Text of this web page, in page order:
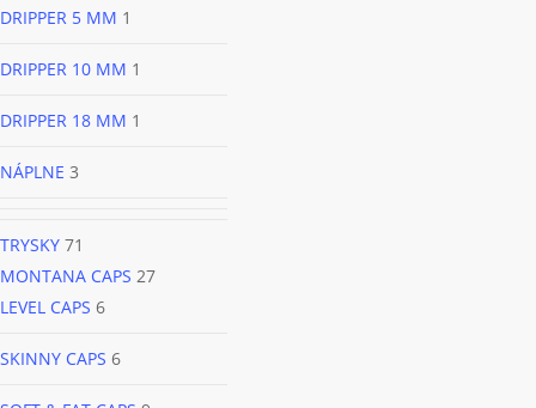
DRIPPER 5 MM 1
DRIPPER 10 MM 1
DRIPPER 18 MM 1
NÁPLNE 3
TRYSKY 71
MONTANA CAPS 27
LEVEL CAPS 6
SKINNY CAPS 6